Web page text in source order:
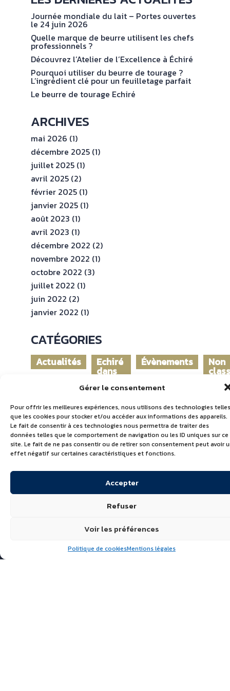
Gérer le consentement
Pour offrir les meilleures expériences, nous utilisons des technologies telles
que les cookies pour stocker et/ou accéder aux informations des appareils.
Le fait de consentir à ces technologies nous permettra de traiter des
données telles que le comportement de navigation ou les ID uniques sur ce
site. Le fait de ne pas consentir ou de retirer son consentement peut avoir
effet négatif sur certaines caractéristiques et fonctions.
Accepter
Refuser
Voir les préférences
Politique de cookiesMentions légales
NOS
ENGAGEMENTS
ESPACE
PROFESSIONNEL
CONTACT
Journée mondiale du lait – Portes ouvertes
le 24 juin 2026
Quelle marque de beurre utilisent les chefs
professionnels ?
Découvrez l’Atelier de l’Excellence à Échiré
Pourquoi utiliser du beurre de tourage ?
L’ingrédient clé pour un feuilletage parfait
Le beurre de tourage Echiré
ARCHIVES
mai 2026 (1)
décembre 2025 (1)
juillet 2025 (1)
avril 2025 (2)
février 2025 (1)
janvier 2025 (1)
août 2023 (1)
avril 2023 (1)
décembre 2022 (2)
novembre 2022 (1)
octobre 2022 (3)
juillet 2022 (1)
juin 2022 (2)
janvier 2022 (1)
CATÉGORIES
Actualités Echiré
dans
monde
Évènements Non